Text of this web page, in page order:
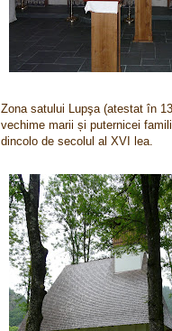
Zona satului Lupşa (atestat în
vechime marii și puternicei
dincolo de secolul al XVI lea.